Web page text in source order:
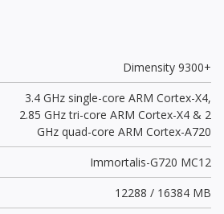
Dimensity 9300+
3.4 GHz single-core ARM Cortex-X4,
2.85 GHz tri-core ARM Cortex-X4 & 2
GHz quad-core ARM Cortex-A720
Immortalis-G720 MC12
12288 / 16384 MB